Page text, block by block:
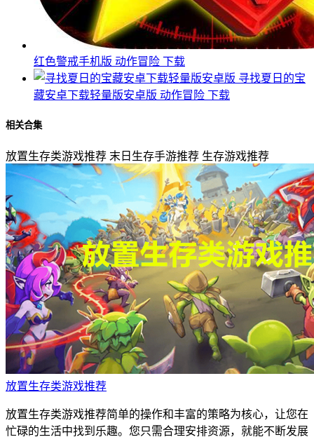
红色警戒手机版 动作冒险 下载
寻找夏日的宝
藏安卓下载轻量版安卓版 动作冒险 下载
相关合集
放置生存类游戏推荐 末日生存手游推荐 生存游戏推荐
放置生存类游戏推荐
放置生存类游戏推荐简单的操作和丰富的策略为核心，让您在
忙碌的生活中找到乐趣。您只需合理安排资源，就能不断发展